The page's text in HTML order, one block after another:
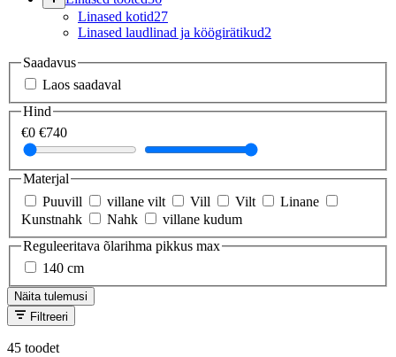
Linased kotid27
Linased laudlinad ja köögirätikud2
Saadavus
Laos saadaval
Hind
€0 €740
Materjal
Puuvill
villane vilt Vill Vilt
Linane
Kunstnahk
Nahk
villane kudum
Reguleeritava õlarihma pikkus max
140 cm
Näita tulemusi
Filtreeri
45 toodet